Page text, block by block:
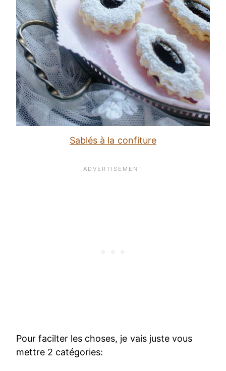
Sablés à la confiture
Pour facilter les choses, je vais juste vous
mettre 2 catégories: